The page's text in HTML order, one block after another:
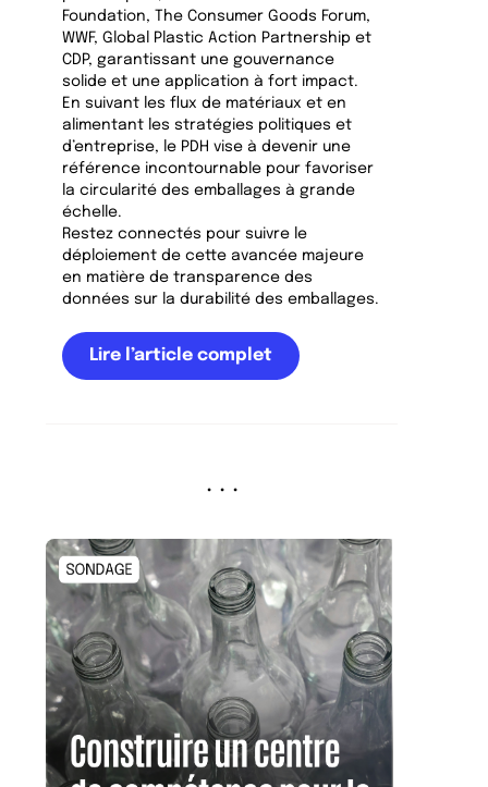
Foundation, The Consumer Goods Forum,
WWF, Global Plastic Action Partnership et
CDP, garantissant une gouvernance
solide et une application à fort impact.
En suivant les flux de matériaux et en
alimentant les stratégies politiques et
d’entreprise, le PDH vise à devenir une
référence incontournable pour favoriser
la circularité des emballages à grande
échelle.
Restez connectés pour suivre le
déploiement de cette avancée majeure
en matière de transparence des
données sur la durabilité des emballages.
Lire l’article complet
. . .